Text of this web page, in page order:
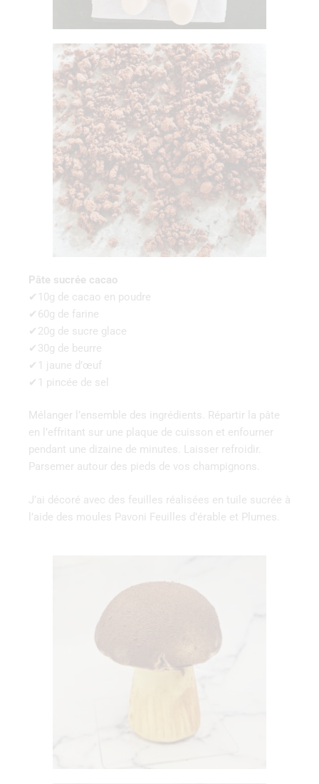
Pâte sucrée cacao
✔10g de cacao en poudre
✔60g de farine
✔20g de sucre glace
✔30g de beurre
✔1 jaune d’œuf
✔1 pincée de sel
Mélanger l’ensemble des ingrédients. Répartir la pâte
en l’effritant sur une plaque de cuisson et enfourner
pendant une dizaine de minutes. Laisser refroidir.
Parsemer autour des pieds de vos champignons.
J’ai décoré avec des feuilles réalisées en tuile sucrée à
l’aide des moules Pavoni Feuilles d’érable et Plumes.